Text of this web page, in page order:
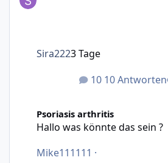
10 Antworten
Sira2223 Tage
Psoriasis arthritis
Hallo was könnte das sein ?
Mike111111 ·